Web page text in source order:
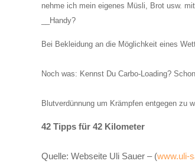
nehme ich mein eigenes Müsli, Brot usw.
__Handy?
Bei Bekleidung an die Möglichkeit eines
Noch was: Kennst Du Carbo-Loading?
Blutverdünnung um Krämpfen entgegen zu
42 Tipps für 42 Kilometer
Quelle: Webseite Uli Sauer – (www.uli-